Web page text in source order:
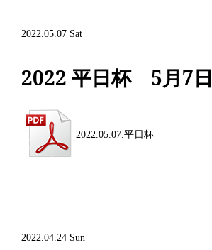
2022.05.07 Sat
2022 平日杯 5月7日
2022.05.07.平日杯
2022.04.24 Sun